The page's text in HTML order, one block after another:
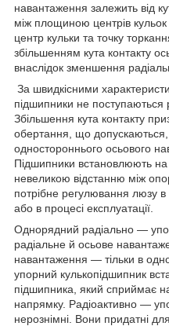
навантаження залежить від
між площиною центрів
центр кульки та точку
збільшенням кута контакту
внаслідок зменшення
За швидкісними
підшипники не
Збільшення кута контакту
обертання, що
одностороннього осьового
Підшипники встановлюють на
невеликою відстанню між
потрібне регулювання люзу
або в процесі експлуатації.
Однорядний радіально —
радіальне й осьове
навантаження — тільки в
упорний кулькопідшипник
підшипника, який сприймає
напрямку. Радіоактивно —
нерознімні. Вони придатні